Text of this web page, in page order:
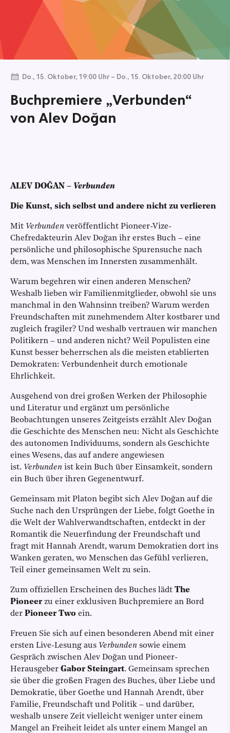
Do., 15. Oktober, 19:00 Uhr– Do., 15. Oktober, 20:00 Uhr
Buchpremiere „Verbunden“
von Alev Doğan
ALEV DOĞAN – Verbunden
Die Kunst, sich selbst und andere nicht zu verlieren
Mit Verbunden veröffentlicht Pioneer-Vize-
Chefredakteurin Alev Doğan ihr erstes Buch – eine
persönliche und philosophische Spurensuche nach
dem, was Menschen im Innersten zusammenhält.
Warum begehren wir einen anderen Menschen?
Weshalb lieben wir Familienmitglieder, obwohl sie uns
manchmal in den Wahnsinn treiben? Warum werden
Freundschaften mit zunehmendem Alter kostbarer und
zugleich fragiler? Und weshalb vertrauen wir manchen
Politikern – und anderen nicht? Weil Populisten eine
Kunst besser beherrschen als die meisten etablierten
Demokraten: Verbundenheit durch emotionale
Ehrlichkeit.
Ausgehend von drei großen Werken der Philosophie
und Literatur und ergänzt um persönliche
Beobachtungen unseres Zeitgeists erzählt Alev Doğan
die Geschichte des Menschen neu: Nicht als Geschichte
des autonomen Individuums, sondern als Geschichte
eines Wesens, das auf andere angewiesen
ist. Verbunden ist kein Buch über Einsamkeit, sondern
ein Buch über ihren Gegenentwurf.
Gemeinsam mit Platon begibt sich Alev Doğan auf die
Suche nach den Ursprüngen der Liebe, folgt Goethe in
die Welt der Wahlverwandtschaften, entdeckt in der
Romantik die Neuerfindung der Freundschaft und
fragt mit Hannah Arendt, warum Demokratien dort ins
Wanken geraten, wo Menschen das Gefühl verlieren,
Teil einer gemeinsamen Welt zu sein.
Zum offiziellen Erscheinen des Buches lädt The
Pioneerzu einer exklusiven Buchpremiere an Bord
der Pioneer Two ein.
Freuen Sie sich auf einen besonderen Abend mit einer
ersten Live-Lesung aus Verbunden sowie einem
Gespräch zwischen Alev Doğan und Pioneer-
Herausgeber Gabor Steingart. Gemeinsam sprechen
sie über die großen Fragen des Buches, über Liebe und
Demokratie, über Goethe und Hannah Arendt, über
Familie, Freundschaft und Politik – und darüber,
weshalb unsere Zeit vielleicht weniger unter einem
Mangel an Freiheit leidet als unter einem Mangel an